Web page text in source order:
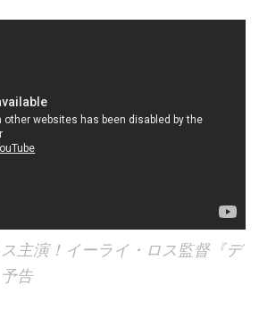
主演！イーライ・ロス監督『デ
告